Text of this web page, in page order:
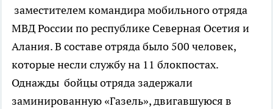
заместителем командира мобильного отряда
МВД России по республике Северная Осетия и
Алания. В составе отряда было 500 человек,
которые несли службу на 11 блокпостах.
Однажды бойцы отряда задержали
заминированную «Газель», двигавшуюся в